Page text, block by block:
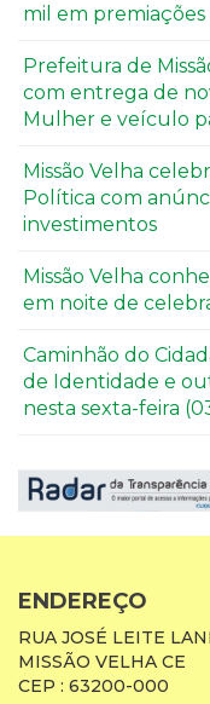
mil em premiações
Prefeitura de
com entrega de
Mulher e veículo
Missão Velha
Política com
investimentos
Missão Velha
em noite de
Caminhão do
de Identidade e
nesta sexta-feira
ENDEREÇO
RUA JOSÉ LEITE
MISSÃO VELHA CE
CEP : 63200-000